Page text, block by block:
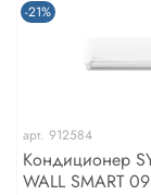
-21%
арт. 912584
Кондиционер
WALL SMART